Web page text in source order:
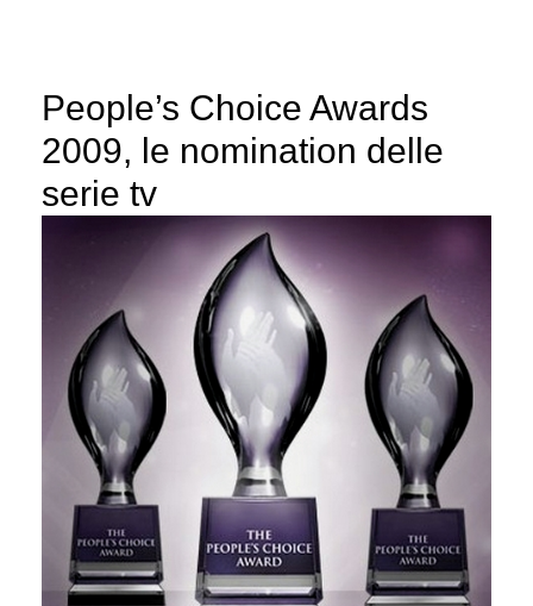
People’s Choice Awards
2009, le nomination delle
serie tv